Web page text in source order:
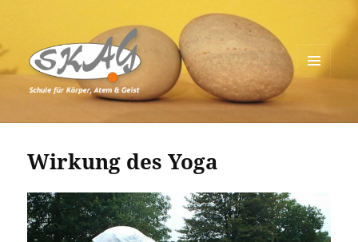
Schule für Körper, Atem & Geist
Wirkung des Yoga